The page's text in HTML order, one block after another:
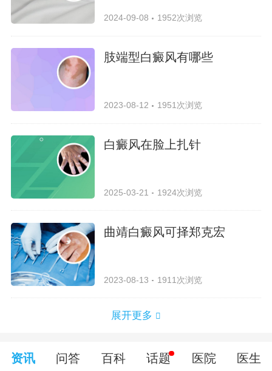
2024-09-08 1952次浏览
肢端型白癜风有哪些
2023-08-12 1951次浏览
白癜风在脸上扎针
2025-03-21 1924次浏览
曲靖白癜风可择郑克宏
2023-08-13 1911次浏览
展开更多
资讯 问答 百科 话题 医院 医生